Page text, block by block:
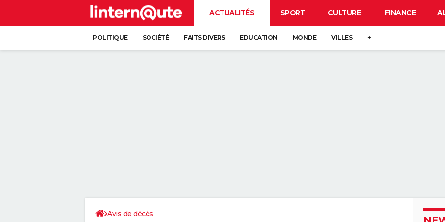
ACTUALITÉS SPORT CULTURE FINANCE
POLITIQUE SOCIÉTÉ FAITS DIVERS EDUCATION MONDE VILLES +
Avis de décès